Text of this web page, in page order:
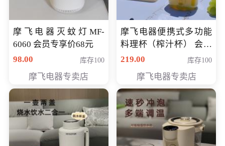
摩飞电器灭蚊灯MF-
6060 会员专享价68元
98.00
库存100
摩飞电器专卖店
摩飞电器便携式多功能
料理杯（榨汁杯） 会员
专享价118元
219.00 库存100
摩飞电器专卖店